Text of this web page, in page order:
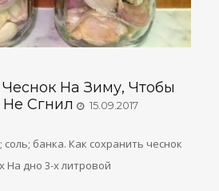
На Зиму, Чтобы
Сгнил
15.09.2017
банка. Как сохранить чеснок
На дно 3-х литровой